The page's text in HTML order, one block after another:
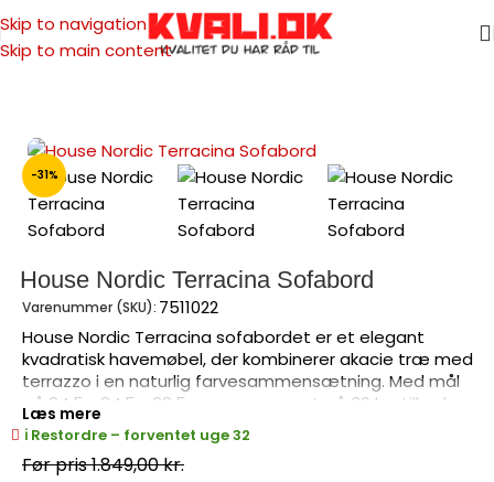
Skip to navigation
Skip to main content
Forside /Havemøbler/Små borde
-31%
House Nordic Terracina Sofabord
Varenummer (SKU): 7511022
House Nordic Terracina sofabordet er et elegant
kvadratisk havemøbel, der kombinerer akacie træ med
terrazzo i en naturlig farvesammensætning. Med mål
på 84,5 x 84,5 x 38,5 cm og en vægt på 36 kg, tilbyder
det både stabilitet og stil til din terrasse eller have. Det
skandinaviske design gør det perfekt som centerpiece i
dit havemøbler loungesæt.
Læs mere
ℹ️ Restordre – forventet uge 32
1.849,00kr.